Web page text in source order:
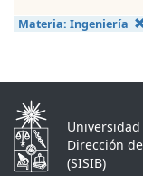
Materia: Ingeniería
Dirección
(SISIB)